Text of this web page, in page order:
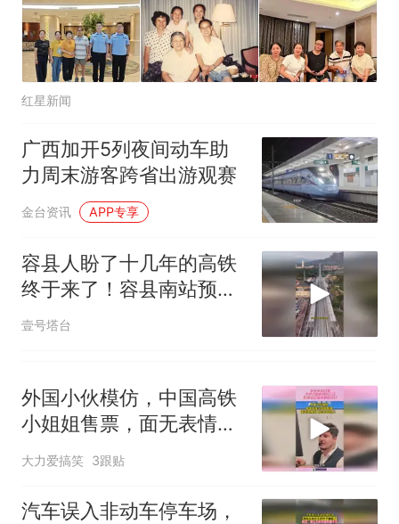
热
制裁瓜子饺子，美国怕什
么？
红星新闻
广西加开5列夜间动车助
力周末游客跨省出游观赛
金台资讯 APP专享
容县人盼了十几年的高铁
终于来了！容县南站预计
年底通车
壹号塔台
外国小伙模仿，中国高铁
小姐姐售票，面无表情但
工作效率高！
大力爱搞笑 3跟贴
汽车误入非动车停车场，